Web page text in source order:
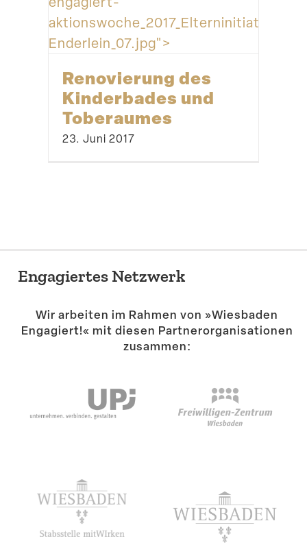
Enderlein_07.jpg">
Renovierung des
Kinder­bades und
Toberaumes
23. Juni 2017
Engagiertes Netzwerk
Wir arbeiten im Rahmen von »Wiesbaden
Engagiert!« mit diesen Partner­or­ga­ni­sa­tionen
zusammen: